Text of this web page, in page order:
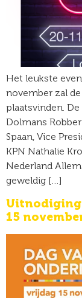
Het leukste
november zal
plaatsvinden.
Dolmans
Spaan, Vice
KPN Nathalie
Nederland
geweldig […]
15